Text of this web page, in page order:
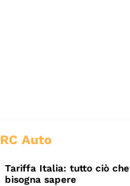
RC Auto
Tariffa Italia: tutto ciò che
bisogna sapere